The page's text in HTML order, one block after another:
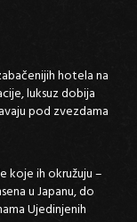
hotela na
luksuz dobija
pod zvezdama
koje ih okružuju –
u Japanu, do
Ujedinjenih